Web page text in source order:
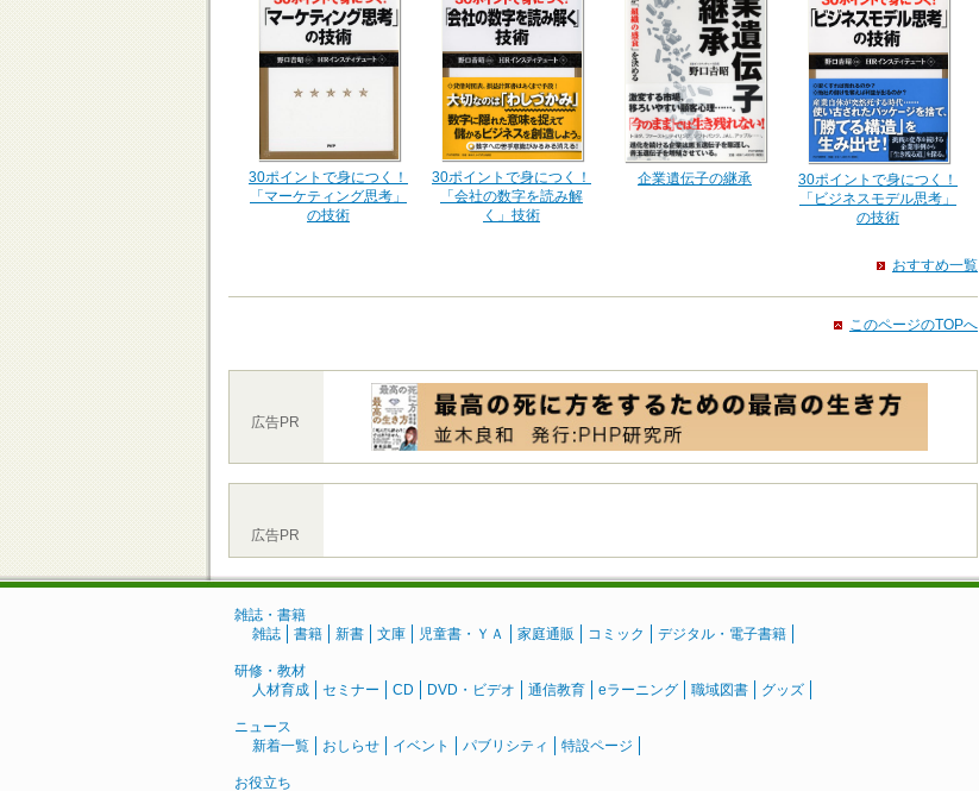
30ポイントで身につく！
「マーケティング思考」
の技術
30ポイントで身につく！
「会社の数字を読み解
く」技術
企業遺伝子の継承
30ポイントで身につく！
「ビジネスモデル思考」
の技術
おすすめ一覧
このページのTOPへ
広告PR
広告PR
雑誌・書籍
雑誌
書籍 新書 文庫 児童書・ＹＡ 家庭通販 コミック デジタル・電子書籍
研修・教材
人材育成
セミナー CD DVD・ビデオ 通信教育 eラーニング 職域図書 グッズ
ニュース
新着一覧
おしらせ イベント パブリシティ 特設ページ
お役立ち